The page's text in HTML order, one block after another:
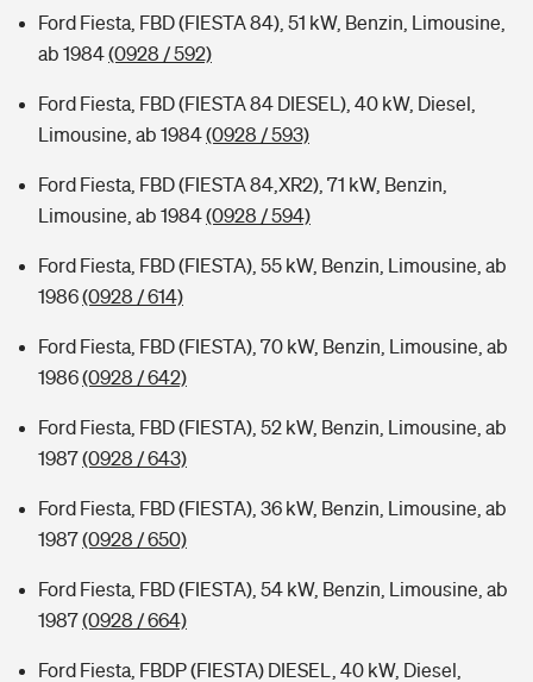
Ford Fiesta, FBD (FIESTA 84), 51 kW, Benzin, Limousine,
ab 1984(0928 / 592)
Ford Fiesta, FBD (FIESTA 84 DIESEL), 40 kW, Diesel,
Limousine, ab 1984(0928 / 593)
Ford Fiesta, FBD (FIESTA 84,XR2), 71 kW, Benzin,
Limousine, ab 1984(0928 / 594)
Ford Fiesta, FBD (FIESTA), 55 kW, Benzin, Limousine, ab
1986(0928 / 614)
Ford Fiesta, FBD (FIESTA), 70 kW, Benzin, Limousine, ab
1986(0928 / 642)
Ford Fiesta, FBD (FIESTA), 52 kW, Benzin, Limousine, ab
1987(0928 / 643)
Ford Fiesta, FBD (FIESTA), 36 kW, Benzin, Limousine, ab
1987(0928 / 650)
Ford Fiesta, FBD (FIESTA), 54 kW, Benzin, Limousine, ab
1987(0928 / 664)
Ford Fiesta, FBDP (FIESTA) DIESEL, 40 kW, Diesel,